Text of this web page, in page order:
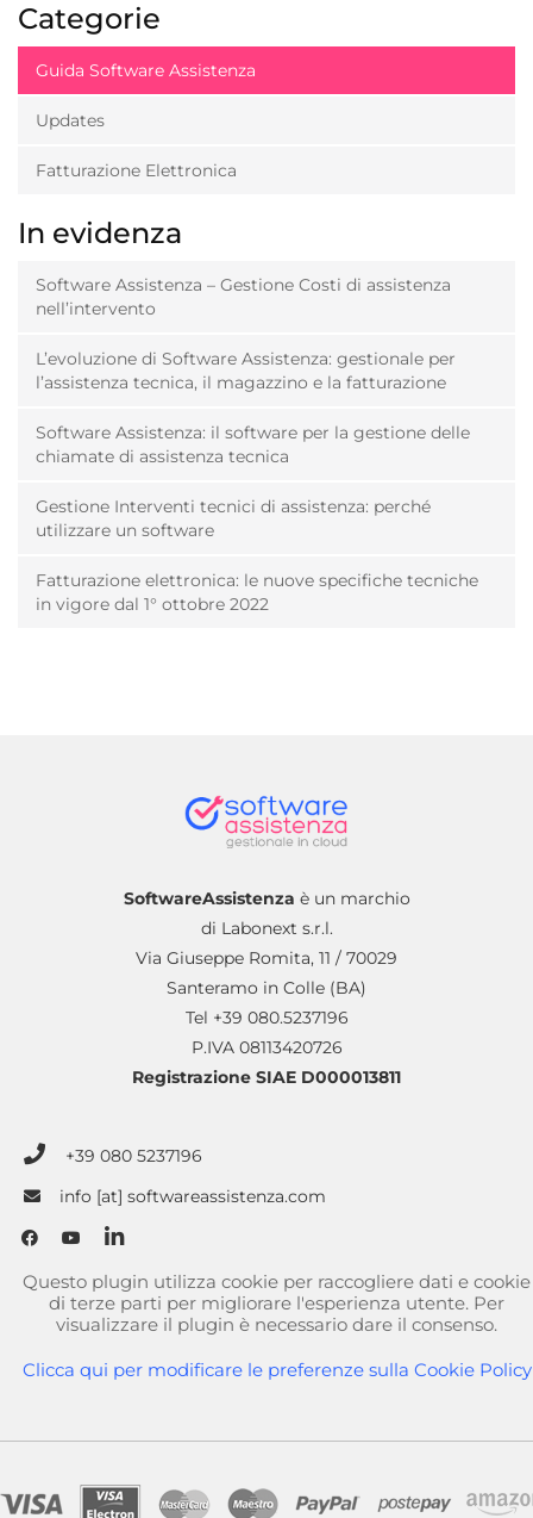
Categorie
Guida Software Assistenza
Updates
Fatturazione Elettronica
In evidenza
Software Assistenza – Gestione Costi di assistenza
nell’intervento
L’evoluzione di Software Assistenza: gestionale per
l’assistenza tecnica, il magazzino e la fatturazione
Software Assistenza: il software per la gestione delle
chiamate di assistenza tecnica
Gestione Interventi tecnici di assistenza: perché
utilizzare un software
Fatturazione elettronica: le nuove specifiche tecniche
in vigore dal 1° ottobre 2022
SoftwareAssistenza è un marchio
di Labonext s.r.l.
Via Giuseppe Romita, 11 / 70029
Santeramo in Colle (BA)
Tel +39 080.5237196
P.IVA 08113420726
Registrazione SIAE D000013811
+39 080 5237196
info [at] softwareassistenza.com
Questo plugin utilizza cookie per raccogliere dati e cookie
di terze parti per migliorare l'esperienza utente. Per
visualizzare il plugin è necessario dare il consenso.
Clicca qui per modificare le preferenze sulla Cookie Policy